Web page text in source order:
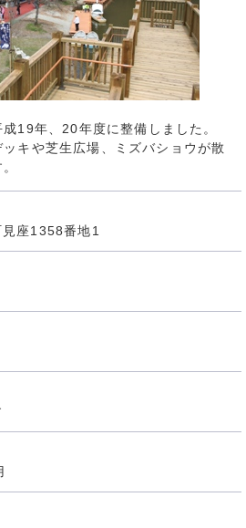
19年、20年度に整備しました。
キや芝生広場、ミズバショウが散
座1358番地1